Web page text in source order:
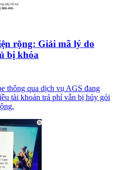
rộng: Giải mã lý do
bị khóa
thông qua dịch vụ AGS đang
tài khoản trả phí vẫn bị hủy gói